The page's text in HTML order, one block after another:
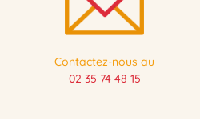
Contactez-nous au
02 35 74 48 15